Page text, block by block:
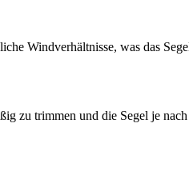
Windverhältnisse, was das
zu trimmen und die Segel je